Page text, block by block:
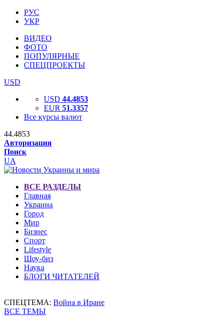
РУС
УКР
ВИДЕО
ФОТО
ПОПУЛЯРНЫЕ
СПЕЦПРОЕКТЫ
USD
USD 44.4853
EUR 51.3357
Все курсы валют
44.4853
Авторизация
Поиск
UA
ВСЕ РАЗДЕЛЫ
Главная
Украина
Город
Мир
Бизнес
Спорт
Lifestyle
Шоу-биз
Наука
БЛОГИ ЧИТАТЕЛЕЙ
СПЕЦТЕМА: Война в Иране
ВСЕ ТЕМЫ